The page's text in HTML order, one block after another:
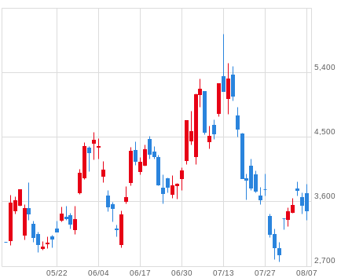
08/07
07/27
07/13
06/30
06/17
06/04
05/22
2,700
3,600
4,500
5,400